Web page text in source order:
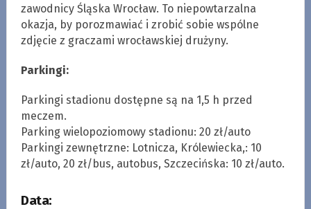
zawodnicy Śląska Wrocław. To niepowtarzalna
okazja, by porozmawiać i zrobić sobie wspólne
zdjęcie z graczami wrocławskiej drużyny.
Parkingi:
Parkingi stadionu dostępne są na 1,5 h przed
meczem.
Parking wielopoziomowy stadionu: 20 zł/auto
Parkingi zewnętrzne: Lotnicza, Królewiecka,: 10
zł/auto, 20 zł/bus, autobus, Szczecińska: 10 zł/auto.
Data: